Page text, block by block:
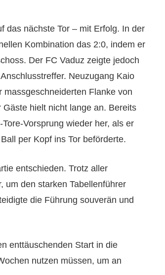
das nächste Tor – mit Erfolg. In der
Kombination das 2:0, indem er
Der FC Vaduz zeigte jedoch
Neuzugang Kaio
Flanke von
hielt nicht lange an. Bereits
Vorsprung wieder her, als er
per Kopf ins Tor beförderte.
entschieden. Trotz aller
um den starken Tabellenführer
die Führung souverän und
enttäuschenden Start in die
nutzen müssen, um an